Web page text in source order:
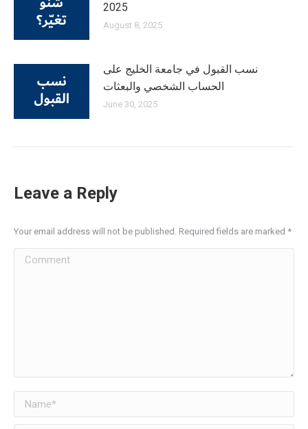
2025
August 8, 2025
نسب القبول في جامعة الخليج على
الحساب الشخصي والبعثات
June 30, 2025
Leave a Reply
Your email address will not be published. Required fields are marked *
Comment
Name *